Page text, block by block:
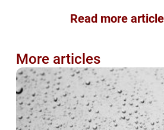
Read more
More articles